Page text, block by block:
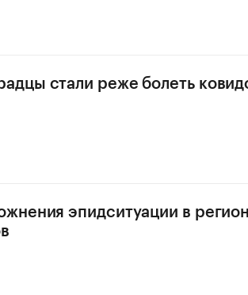
стали реже болеть
эпидситуации в